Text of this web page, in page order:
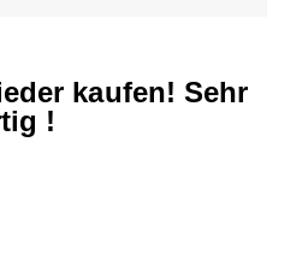
kaufen! Sehr
!